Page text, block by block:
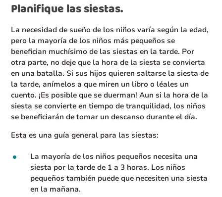
Planifique las siestas.
La necesidad de sueño de los niños varía según la edad,
pero la mayoría de los niños más pequeños se
benefician muchísimo de las siestas en la tarde. Por
otra parte, no deje que la hora de la siesta se convierta
en una batalla. Si sus hijos quieren saltarse la siesta de
la tarde, anímelos a que miren un libro o léales un
cuento. ¡Es posible que se duerman! Aun si la hora de la
siesta se convierte en tiempo de tranquilidad, los niños
se beneficiarán de tomar un descanso durante el día.
Esta es una guía general para las siestas:
La mayoría de los niños pequeños necesita una
siesta por la tarde de 1 a 3 horas. Los niños
pequeños también puede que necesiten una siesta
en la mañana.